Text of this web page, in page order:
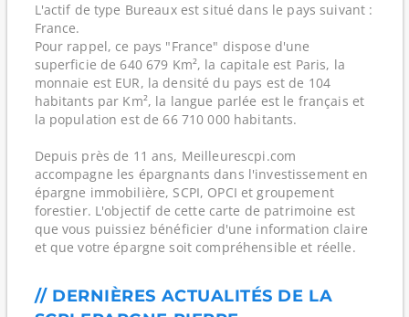
L'actif de type Bureaux est situé dans le pays suivant :
France.
Pour rappel, ce pays "France" dispose d'une
superficie de 640 679 Km², la capitale est Paris, la
monnaie est EUR, la densité du pays est de 104
habitants par Km², la langue parlée est le français et
la population est de 66 710 000 habitants.
Depuis près de 11 ans, Meilleurescpi.com
accompagne les épargnants dans l'investissement en
épargne immobilière, SCPI, OPCI et groupement
forestier. L'objectif de cette carte de patrimoine est
que vous puissiez bénéficier d'une information claire
et que votre épargne soit compréhensible et réelle.
// DERNIÈRES ACTUALITÉS DE LA